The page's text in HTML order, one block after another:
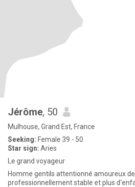
Jérôme, 50
Mulhouse, Grand Est, France
Seeking: Female 39 - 50
Star sign: Aries
Le grand voyageur
Homme gentils attentionné amoureux
professionnellement stable et plus